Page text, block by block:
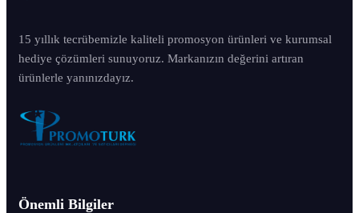
15 yıllık tecrübemizle kaliteli promosyon ürünleri ve kurumsal
hediye çözümleri sunuyoruz. Markanızın değerini artıran
ürünlerle yanınızdayız.
Önemli Bilgiler